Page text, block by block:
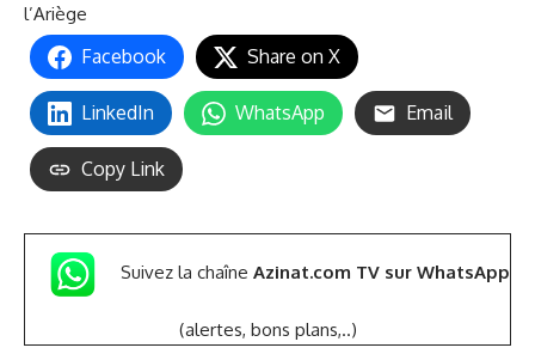
l’Ariège
Facebook Share on X
LinkedIn WhatsApp Email
Copy Link
Suivez la chaîne Azinat.com TV sur WhatsApp
(alertes, bons plans,..)